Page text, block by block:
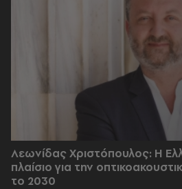
Λεωνίδας Χριστόπουλος: Η
πλαίσιο για την
το 2030